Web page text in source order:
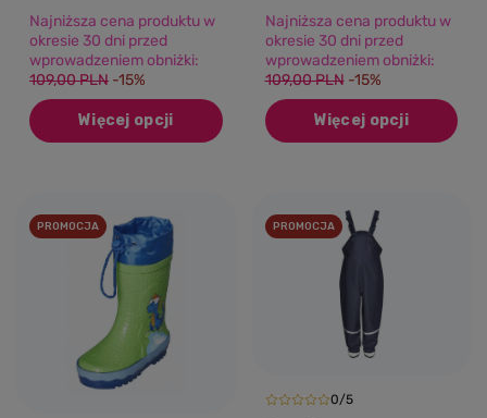
Najniższa cena produktu w
okresie 30 dni przed
wprowadzeniem obniżki:
109,00 PLN -15%
Więcej opcji
Najniższa cena produktu w
okresie 30 dni przed
wprowadzeniem obniżki:
109,00 PLN -15%
Więcej opcji
PROMOCJA PROMOCJA
0/5